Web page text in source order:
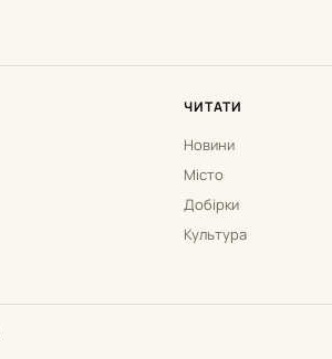
ЧИТАТИ
Новини
Місто
Добірки
Культура